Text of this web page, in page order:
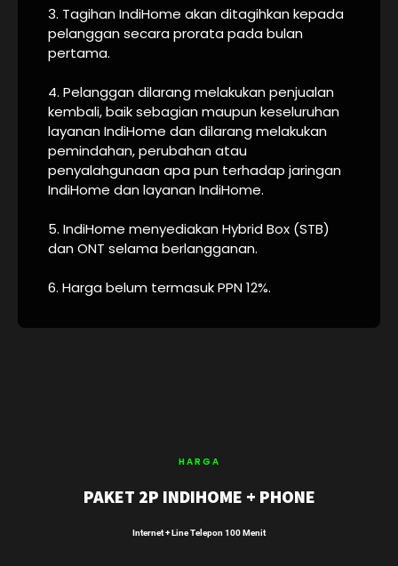
3. Tagihan IndiHome akan ditagihkan kepada
pelanggan secara prorata pada bulan
pertama.
4. Pelanggan dilarang melakukan penjualan
kembali, baik sebagian maupun keseluruhan
layanan IndiHome dan dilarang melakukan
pemindahan, perubahan atau
penyalahgunaan apa pun terhadap jaringan
IndiHome dan layanan IndiHome.
5. IndiHome menyediakan Hybrid Box (STB)
dan ONT selama berlangganan.
6. Harga belum termasuk PPN 12%.
HARGA
PAKET 2P INDIHOME + PHONE
Internet + Line Telepon 100 Menit